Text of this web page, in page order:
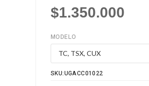
$1.350.000
MODELO
SKU:UGACC01022